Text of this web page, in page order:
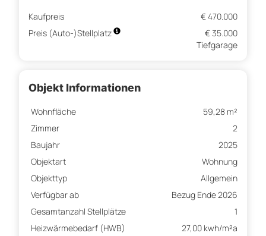
Kaufpreis
€ 470.000
Preis (Auto-)Stellplatz
€ 35.000
Tiefgarage
Objekt Informationen
Wohnfläche
59,28 m²
Zimmer
2
Baujahr
2025
Objektart
Wohnung
Objekttyp
Allgemein
Verfügbar ab
Bezug Ende 2026
Gesamtanzahl Stellplätze
1
Heizwärmebedarf (HWB)
27,00 kwh/m²a